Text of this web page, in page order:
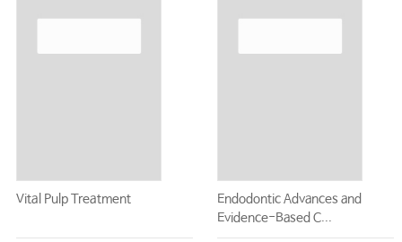
Vital Pulp Treatment
Endodontic Advances and
Evidence-Based C...